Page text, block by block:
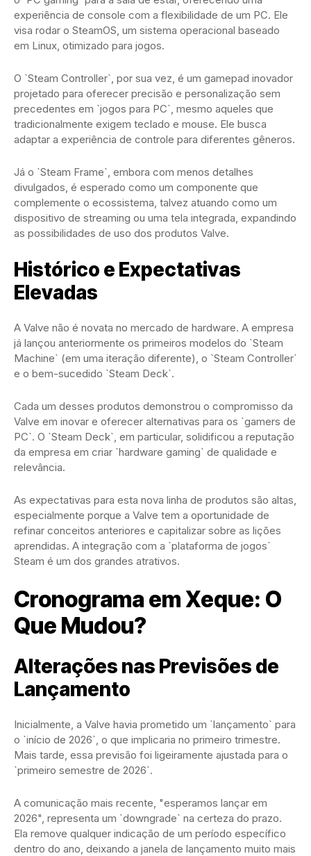
experiência de console com a flexibilidade de um PC. Ele
visa rodar o SteamOS, um sistema operacional baseado
em Linux, otimizado para jogos.
O `Steam Controller`, por sua vez, é um gamepad inovador
projetado para oferecer precisão e personalização sem
precedentes em `jogos para PC`, mesmo aqueles que
tradicionalmente exigem teclado e mouse. Ele busca
adaptar a experiência de controle para diferentes gêneros.
Já o `Steam Frame`, embora com menos detalhes
divulgados, é esperado como um componente que
complemente o ecossistema, talvez atuando como um
dispositivo de streaming ou uma tela integrada, expandindo
as possibilidades de uso dos produtos Valve.
Histórico e Expectativas
Elevadas
A Valve não é novata no mercado de hardware. A empresa
já lançou anteriormente os primeiros modelos do `Steam
Machine` (em uma iteração diferente), o `Steam Controller`
e o bem-sucedido `Steam Deck`.
Cada um desses produtos demonstrou o compromisso da
Valve em inovar e oferecer alternativas para os `gamers de
PC`. O `Steam Deck`, em particular, solidificou a reputação
da empresa em criar `hardware gaming` de qualidade e
relevância.
As expectativas para esta nova linha de produtos são altas,
especialmente porque a Valve tem a oportunidade de
refinar conceitos anteriores e capitalizar sobre as lições
aprendidas. A integração com a `plataforma de jogos`
Steam é um dos grandes atrativos.
Cronograma em Xeque: O
Que Mudou?
Alterações nas Previsões de
Lançamento
Inicialmente, a Valve havia prometido um `lançamento` para
o `início de 2026`, o que implicaria no primeiro trimestre.
Mais tarde, essa previsão foi ligeiramente ajustada para o
`primeiro semestre de 2026`.
A comunicação mais recente, "esperamos lançar em
2026", representa um `downgrade` na certeza do prazo.
Ela remove qualquer indicação de um período específico
dentro do ano, deixando a janela de lançamento muito mais